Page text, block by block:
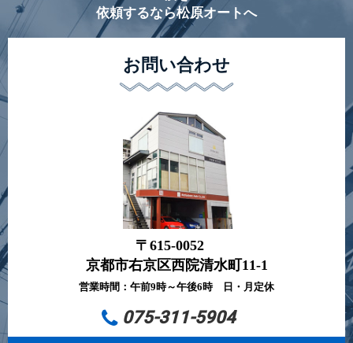
依頼するなら松原オートへ
お問い合わせ
〒615-0052
京都市右京区西院清水町11-1
営業時間：午前9時～午後6時 日・月定休
075-311-5904